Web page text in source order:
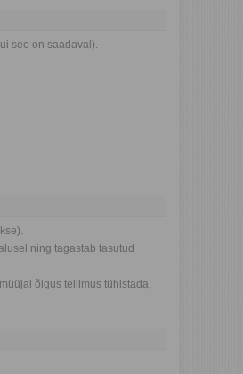
see on saadaval).
ning tagastab tasutud
õigus tellimus tühistada,